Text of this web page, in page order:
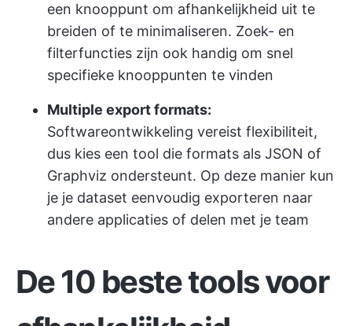
een knooppunt om afhankelijkheid uit te
breiden of te minimaliseren. Zoek- en
filterfuncties zijn ook handig om snel
specifieke knooppunten te vinden
Multiple export formats:
Softwareontwikkeling vereist flexibiliteit,
dus kies een tool die formats als JSON of
Graphviz ondersteunt. Op deze manier kun
je je dataset eenvoudig exporteren naar
andere applicaties of delen met je team
De 10 beste tools voor